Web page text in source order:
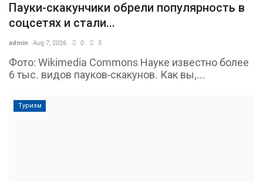
Пауки-скакунчики обрели популярность в
соцсетях и стали...
admin Aug 7, 2026 0 5
Фото: Wikimedia Commons Науке известно более
6 тыс. видов пауков-скакунов. Как вы,...
Туризм